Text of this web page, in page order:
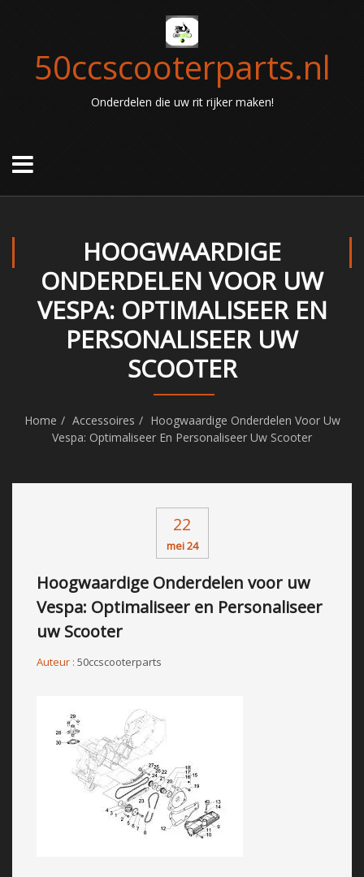
50ccscooterparts.nl
Onderdelen die uw rit rijker maken!
HOOGWAARDIGE
ONDERDELEN VOOR UW
VESPA: OPTIMALISEER EN
PERSONALISEER UW
SCOOTER
Home Accessoires
Hoogwaardige Onderdelen Voor Uw
Vespa: Optimaliseer En Personaliseer Uw Scooter
22
mei 24
Hoogwaardige Onderdelen voor uw
Vespa: Optimaliseer en Personaliseer
uw Scooter
Auteur : 50ccscooterparts